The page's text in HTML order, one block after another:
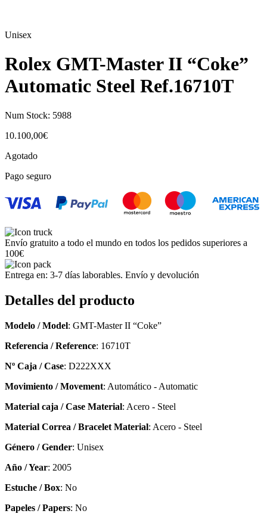
Unisex
Rolex GMT-Master II “Coke”
Automatic Steel Ref.16710T
Num Stock: 5988
10.100,00€
Agotado
Pago seguro
Envío gratuito a todo el mundo en todos los pedidos superiores a
100€
Entrega en: 3-7 días laborables. Envío y devolución
Detalles del producto
Modelo / Model: GMT-Master II “Coke”
Referencia / Reference: 16710T
Nº Caja / Case: D222XXX
Movimiento / Movement: Automático - Automatic
Material caja / Case Material: Acero - Steel
Material Correa / Bracelet Material: Acero - Steel
Género / Gender: Unisex
Año / Year: 2005
Estuche / Box: No
Papeles / Papers: No